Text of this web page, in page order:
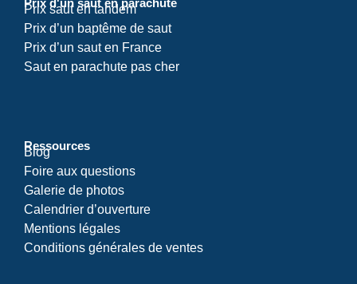
Prix d'un saut en parachute
Prix saut en tandem
Prix d’un baptême de saut
Prix d’un saut en France
Saut en parachute pas cher
Ressources
Blog
Foire aux questions
Galerie de photos
Calendrier d’ouverture
Mentions légales
Conditions générales de ventes